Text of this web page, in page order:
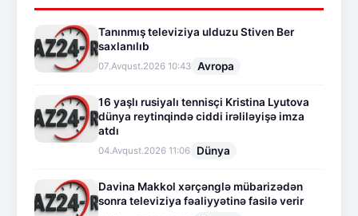
Tanınmış televiziya ulduzu Stiven Ber
saxlanılıb
07.Avqust.2026 10:43 Avropa
16 yaşlı rusiyalı tennisçi Kristina Lyutova
dünya reytinqində ciddi irəliləyişə imza
atdı
04.Avqust.2026 11:06 Dünya
Davina Makkol xərçənglə mübarizədən
sonra televiziya fəaliyyətinə fasilə verir